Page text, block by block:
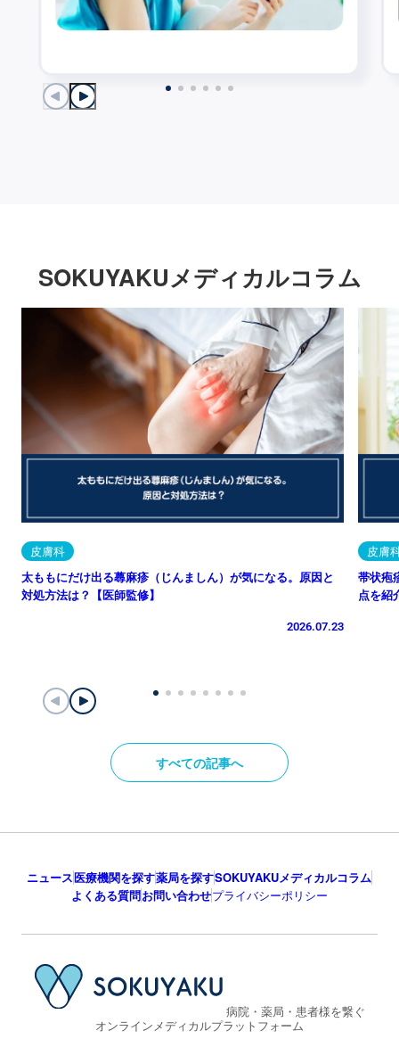
SOKUYAKUメディカルコラム
皮膚科
太ももにだけ出る蕁麻疹（じんましん）が気になる。原因と
対処方法は？【医師監修】
2026.07.23
皮膚
帯状疱
点を紹
すべての記事へ
ニュース医療機関を探す薬局を探すSOKUYAKUメディカルコラム
よくある質問お問い合わせプライバシーポリシー
病院・薬局・患者様を繋ぐ
オンラインメディカルプラットフォーム